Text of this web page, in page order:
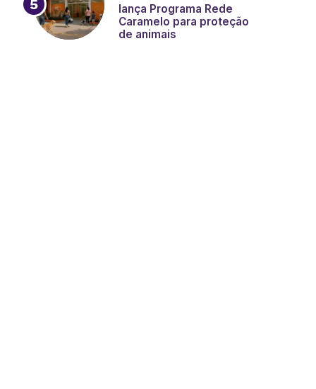
lança Programa Rede
Caramelo para proteção
de animais